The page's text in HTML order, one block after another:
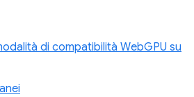
di compatibilità WebGPU su